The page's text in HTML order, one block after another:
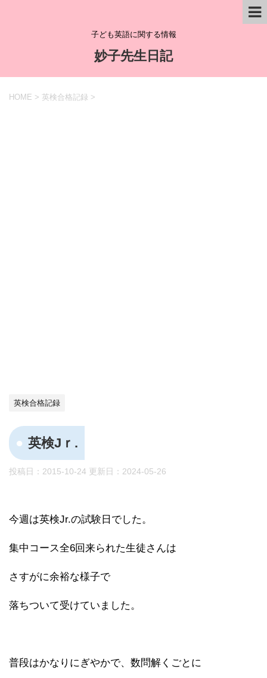
子ども英語に関する情報
妙子先生日記
HOME > 英検合格記録 >
英検合格記録
英検Jｒ.
投稿日：2015-10-24 更新日： 2024-05-26
今週は英検Jr.の試験日でした。
集中コース全6回来られた生徒さんは
さすがに余裕な様子で
落ちついて受けていました。
普段はかなりにぎやかで、数問解くごとに